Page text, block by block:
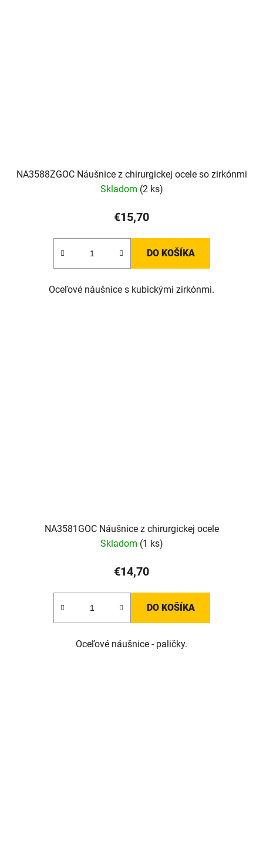
NA3588ZGOC Náušnice z chirurgickej ocele so zirkónmi
Skladom (2 ks)
€15,70
DO KOŠÍKA
Oceľové náušnice s kubickými zirkónmi.
NA3581GOC Náušnice z chirurgickej ocele
Skladom (1 ks)
€14,70
DO KOŠÍKA
Oceľové náušnice - paličky.